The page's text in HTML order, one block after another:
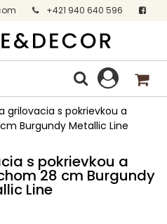
+421 940 640 596
grilovacia s pokrievkou a
Burgundy Metallic Line
s pokrievkou a
28 cm Burgundy
Line